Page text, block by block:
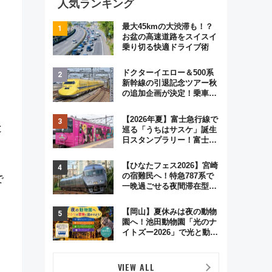
人気ランキング
最大45kmの大渋滞も！？
お盆の高速道路をスイスイ
乗り切る快適ドライブ術
ドクターイエロー＆500系
新幹線の引退記念ツアー秋
の追加企画が決定！乗車体
とめ
【2026年夏】富士急行線で
巡る「うちはサスケ」誕生
日スタンプラリー！富士急
ッズ徹底ガイド
【ひなたフェス2026】宮崎
の宿難民へ！特急787系で
一晩過ごせる夜間滞在型イ
ま」が救世主に？
【岡山】夏休みは夜の動物
園へ！池田動物園「光のナ
イトズー2026」で光と動物
VIEW ALL